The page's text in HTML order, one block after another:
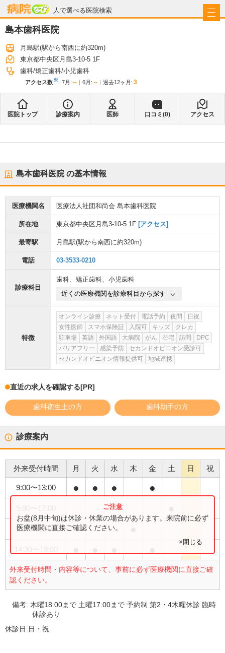
人で選べる医院検索
病院なび
島本歯科医院
月島駅(駅から南西に約320m)
東京都中央区月島3-10-5 1F
歯科 矯正歯科 小児歯科
アクセス数※ 7月 : -- 6月 : -- 過去12ヶ月: 3
医院トップ 診療案内 医師 口コミ(0) アクセス
島本歯科医院の基本情報
医療機関名 医療法人社団和尚会 島本歯科医院
所在地 東京都中央区月島3-10-5 1F [アクセス]
最寄駅 月島駅(駅から南西に約320m)
電話 03-3533-0210
診療科目
歯科、 矯正歯科、 小児歯科
近くの医療機関を診療科目から探す
特徴
オンライン診療 ネット受付 電話予約 夜間
日祝
女性医師
スマホ保険証 入院可 キッズ
クレカ
駐車場
英語 外国語 大病院 がん 在宅 訪問
DPC
バリアフリー
感染予防
セカンドオピニオン受診可
セカンドオピニオン情報提供可
地域連携
直近の求人を確認する[PR]
歯科衛生士の方 歯科助手の方
診療案内
外来受付時間 月 火 水 木 金 土 日 祝
9:00〜13:00 ● ● ● ●
9:00〜18:00
外来受付時間・内容等について、事前に必ず医療機関に直接ご確
認ください。
お盆(8月中旬)は休診・休業の場合があります。来院前に必ず
医療機関に直接ご確認ください。
×閉じる
備考: 木曜18:00まで 土曜17:00まで 予約制 第2・4木曜休診 臨時
休診あり
休診日:日・祝